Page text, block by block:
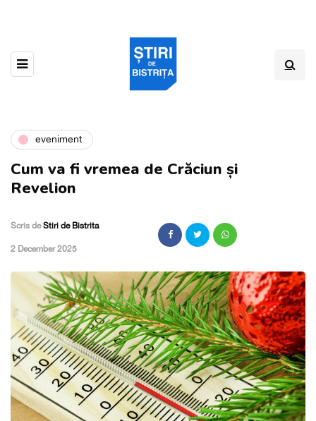
eveniment
Cum va fi vremea de Crăciun și
Revelion
Scris deStiri de Bistrita
,2 December 2025